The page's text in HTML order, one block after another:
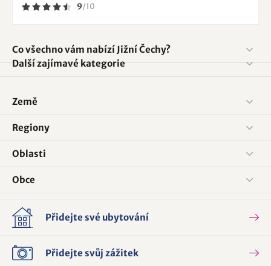
9/10
Co všechno vám nabízí Jižní Čechy?
Další zajímavé kategorie
Země
Regiony
Oblasti
Obce
Přidejte své ubytování
Přidejte svůj zážitek